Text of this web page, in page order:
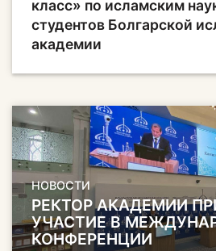
класс» по исламским
студентов Болгарской
академии
НОВОСТИ
РЕКТОР АКАДЕМИИ
УЧАСТИЕ В
КОНФЕРЕНЦИИ